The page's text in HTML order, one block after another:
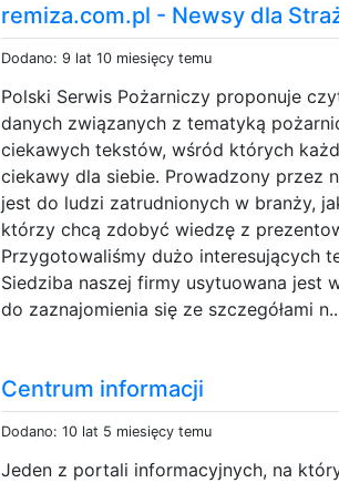
remiza.com.pl - Newsy dla
Dodano: 9 lat 10 miesięcy temu
Polski Serwis Pożarniczy proponuje
danych związanych z tematyką
ciekawych tekstów, wśród których
ciekawy dla siebie. Prowadzony przez
jest do ludzi zatrudnionych w branży,
którzy chcą zdobyć wiedzę z
Przygotowaliśmy dużo interesujących
Siedziba naszej firmy usytuowana jest
do zaznajomienia się ze szczegółami
Centrum informacji
Dodano: 10 lat 5 miesięcy temu
Jeden z portali informacyjnych, na